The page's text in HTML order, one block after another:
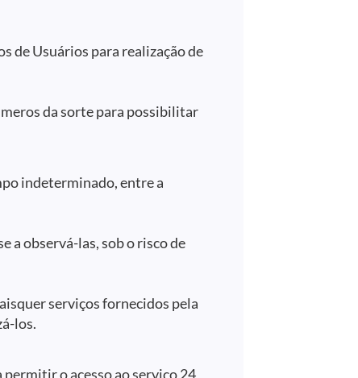
de Usuários para realização de
da sorte para possibilitar
indeterminado, entre a
a observá-las, sob o risco de
serviços fornecidos pela
los.
o acesso ao serviço 24